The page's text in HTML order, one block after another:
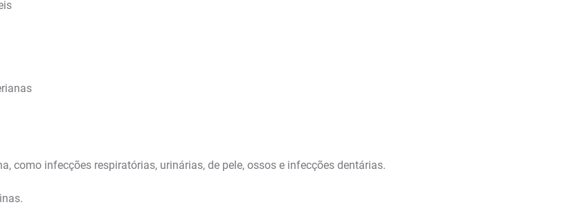
como infecções respiratórias, urinárias, de pele, ossos e infecções dentárias.